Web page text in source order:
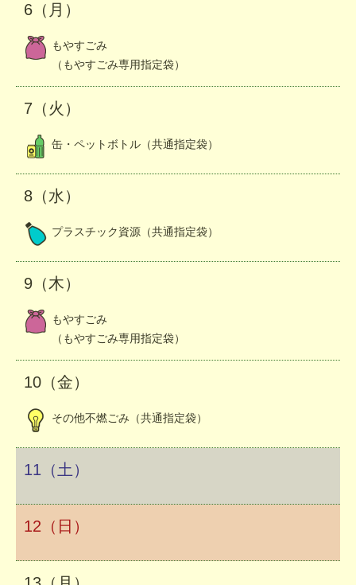
6（月）
もやすごみ
（もやすごみ専用指定袋）
7（火）
缶・ペットボトル（共通指定袋）
8（水）
プラスチック資源（共通指定袋）
9（木）
もやすごみ
（もやすごみ専用指定袋）
10（金）
その他不燃ごみ（共通指定袋）
11（土）
12（日）